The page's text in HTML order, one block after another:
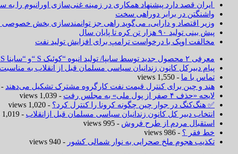
ایران قصد دارد پیشنهاد همکاری در زمینه غنی‌سازی اورانیوم را به
واشنگتن در برابر دوراهی سخت
وزیر اقتصاد و دارایی، می‌گوید راهی جز توانمندسازی بخش
پیش بینی تولید ۹۰ هزار تن کره تا پایان سال
مخالفت اوپک با درخواست ترامپ برای افزایش تولید نفت
معرفی ۲ محصول جدید توسط سایپا/ تولید انبوه “کوئیک S “و “ساینا S ” آغاز شد
پیام دبیرکل کانون زندانیان سیاسی مسلمان قبل از انقلاب به
تماس با ما - 1,550 views
هند و چین برای کنترل قیمت نفت کارگروه مشترک تشکیل می‌دهند - 1,072 views
لایحه «حذف ۴ صفر از پول ملی» به مجلس رفت
- 1,039 views
✅ هنگ‌کنگ در جوار چین چگونه کرونا را کنترل کرد؟ - 1,020 views
انتخاب دبیر کل کانون زندانیان سیاسی مسلمان قبل ازانقلاب - 1,019 views
استقبال مردم از طرح فروش - 995 views
خط فقر ؟ - 986 views
تکذیب هجوم ملخ صحرایی به نوار شمالی کشور - 940 views